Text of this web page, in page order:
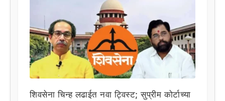
शिवसेना चिन्ह लढाईत नवा ट्विस्ट; सुप्रीम कोर्टाच्या